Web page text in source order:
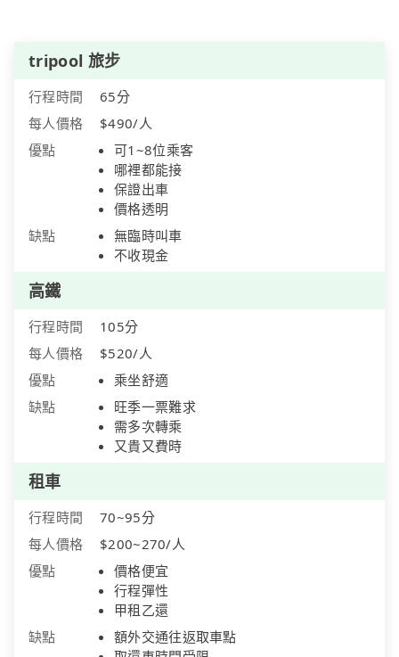
tripool 旅步
行程時間
65分
每人價格
$490/人
優點
可1~8位乘客
哪裡都能接
保證出車
價格透明
缺點
無臨時叫車
不收現金
高鐵
行程時間
105分
每人價格
$520/人
優點
乘坐舒適
缺點
旺季一票難求
需多次轉乘
又貴又費時
租車
行程時間
70~95分
每人價格
$200~270/人
優點
價格便宜
行程彈性
甲租乙還
缺點
額外交通往返取車點